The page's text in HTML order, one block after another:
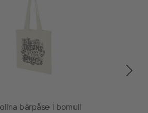
bärpåse i bomull